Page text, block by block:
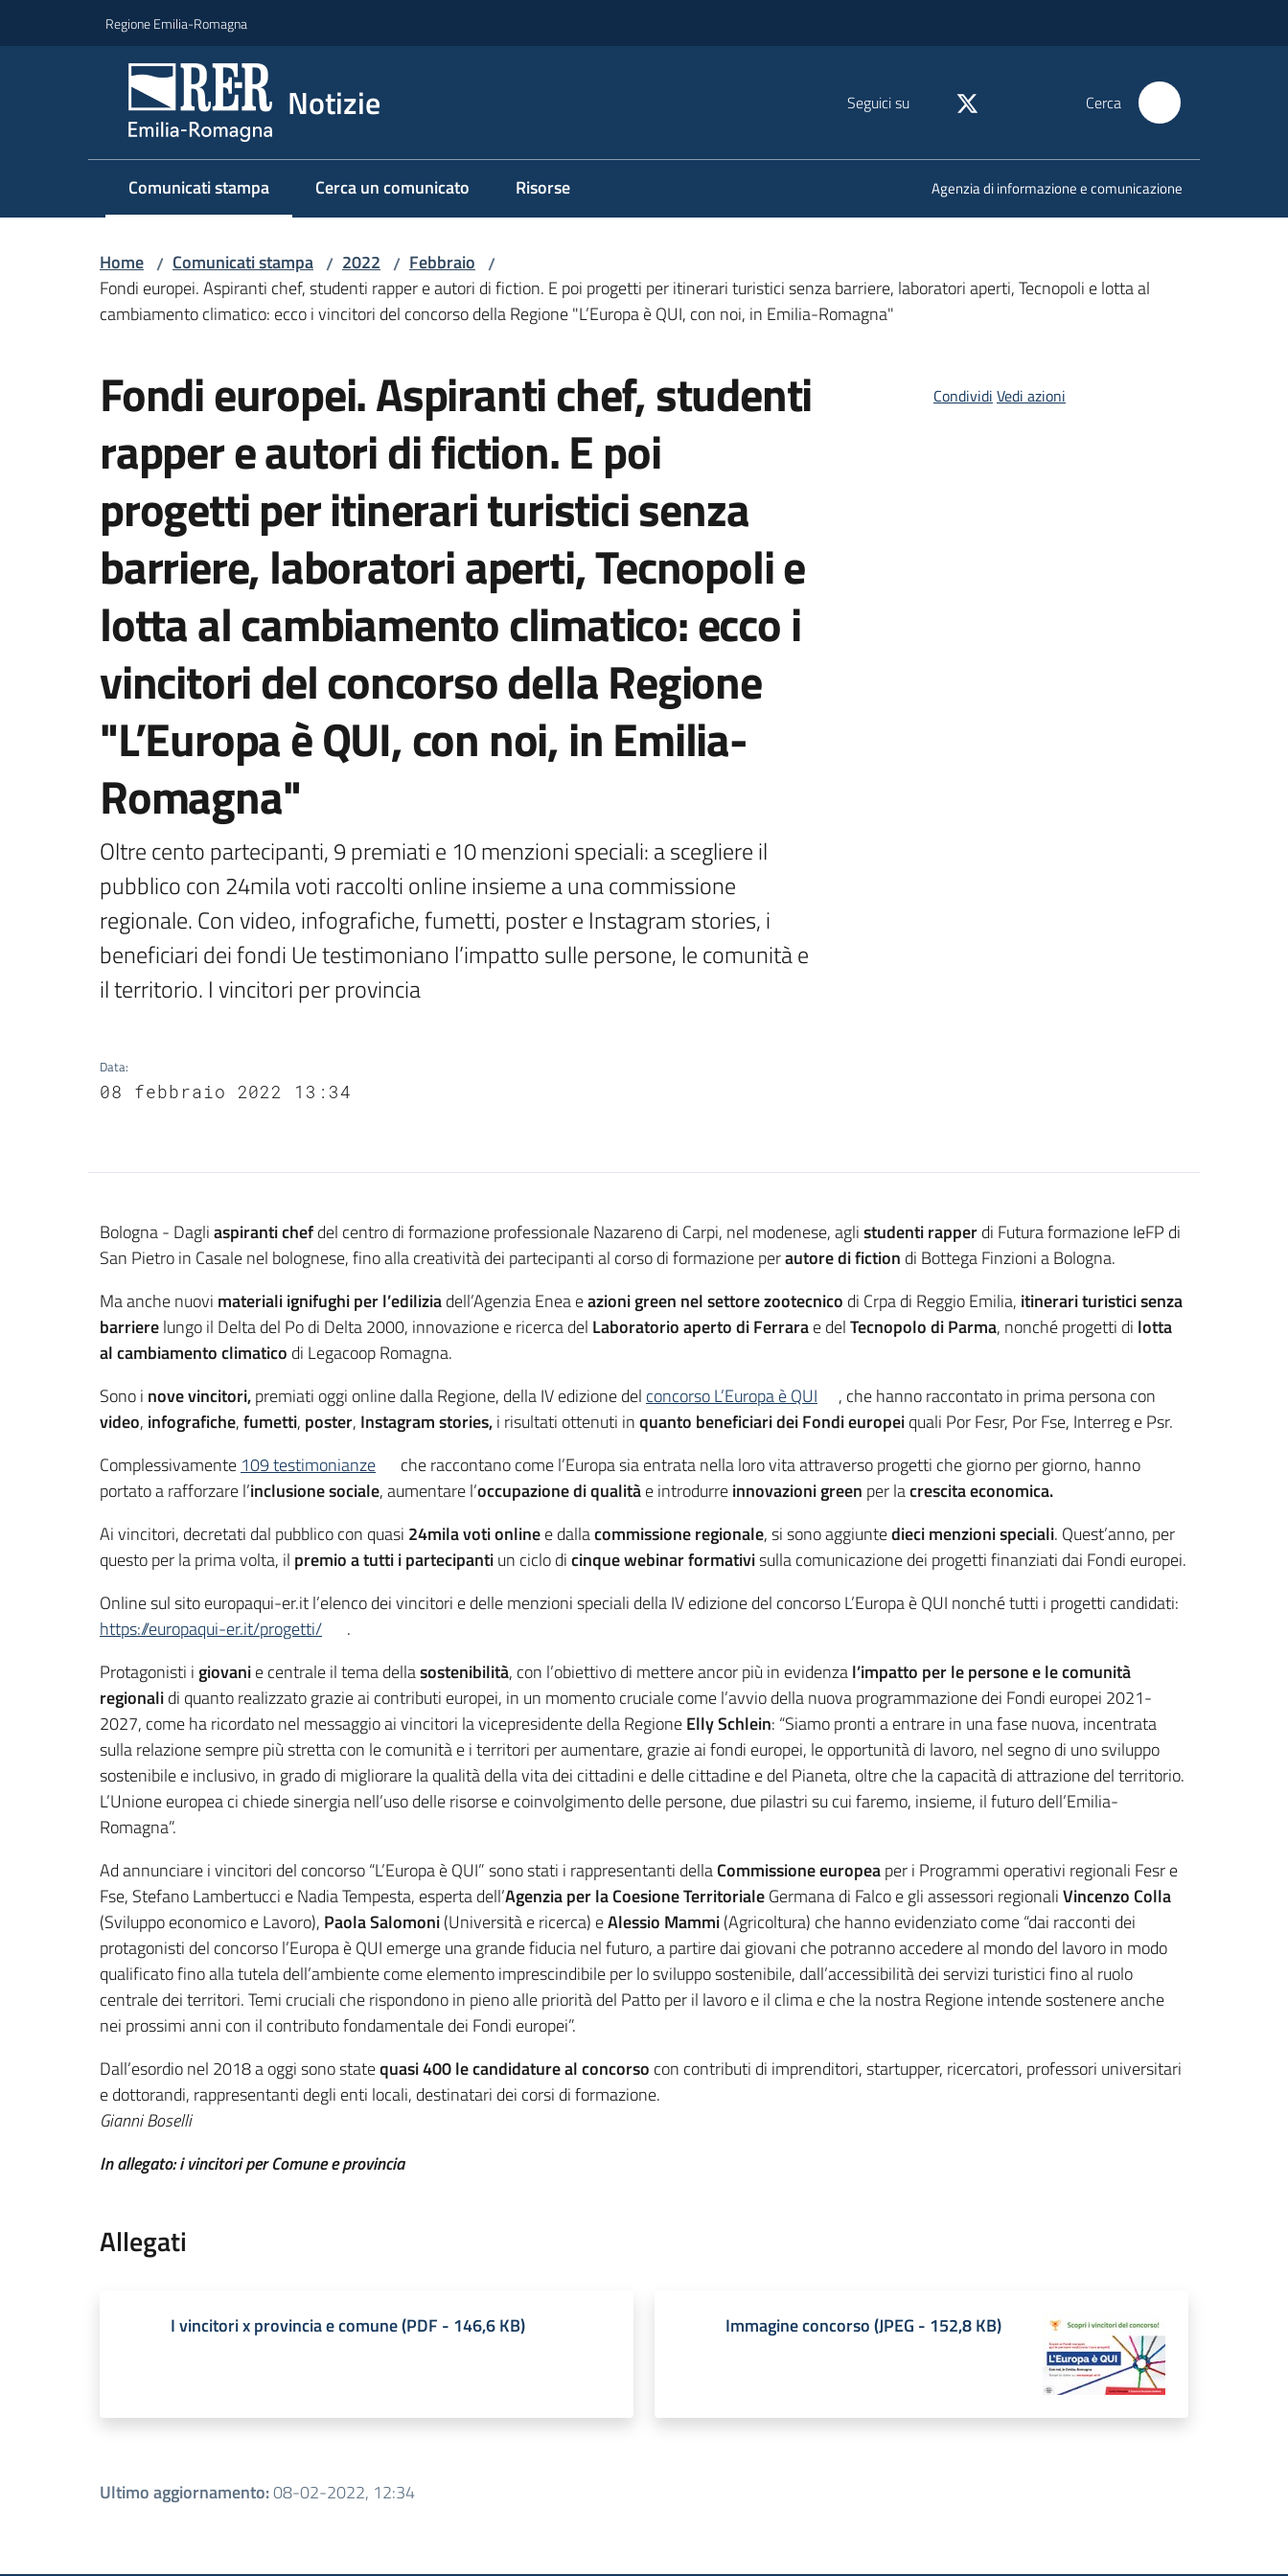
Regione Emilia-Romagna
Notizie Seguici su Cerca
Comunicati stampa
Menu selezionato Cerca un comunicato Risorse Agenzia di informazione e comunicazione
Home / Comunicati stampa / 2022 / Febbraio /
Fondi europei. Aspiranti chef, studenti rapper e autori di fiction. E poi progetti per itinerari turistici senza barriere, laboratori aperti, Tecnopoli e lotta al
cambiamento climatico: ecco i vincitori del concorso della Regione "L’Europa è QUI, con noi, in Emilia-Romagna"
Fondi europei. Aspiranti chef, studenti
rapper e autori di fiction. E poi
progetti per itinerari turistici senza
barriere, laboratori aperti, Tecnopoli e
lotta al cambiamento climatico: ecco i
vincitori del concorso della Regione
"L’Europa è QUI, con noi, in Emilia-
Romagna"
Oltre cento partecipanti, 9 premiati e 10 menzioni speciali: a scegliere il
pubblico con 24mila voti raccolti online insieme a una commissione
regionale. Con video, infografiche, fumetti, poster e Instagram stories, i
beneficiari dei fondi Ue testimoniano l’impatto sulle persone, le comunità e
il territorio. I vincitori per provincia
Data:
08 febbraio 2022 13:34
Condividi Vedi azioni
Contenuto
Bologna - Dagliaspiranti chefdel centro di formazione professionale Nazareno di Carpi, nel modenese, aglistudenti rapperdi Futura formazione IeFP di
San Pietro in Casale nel bolognese, fino alla creatività dei partecipanti al corso di formazione perautore di fiction di Bottega Finzioni a Bologna.
Ma anche nuovi materiali ignifughi per l’ediliziadell’Agenzia Enea eazioni green nel settore zootecnico di Crpa di Reggio Emilia, itinerari turistici senza
barrierelungo il Delta del Po di Delta 2000, innovazione e ricerca del Laboratorio aperto di Ferrarae delTecnopolo di Parma, nonché progetti di lotta
al cambiamento climatico di Legacoop Romagna.
Sono i nove vincitori,premiati oggi online dalla Regione, della IV edizione del concorso L’Europa è QUI
, che hanno raccontato in prima persona con
video, infografiche,fumetti, poster, Instagram stories,i risultati ottenuti inquanto beneficiari dei Fondi europeiquali Por Fesr, Por Fse, Interreg e Psr.
Complessivamente 109 testimonianze
che raccontano come l’Europa sia entrata nella loro vita attraverso progetti che giorno per giorno, hanno
portato a rafforzare l’inclusione sociale, aumentare l’occupazione di qualitàe introdurreinnovazioni green per lacrescita economica.
Ai vincitori, decretati dal pubblico con quasi 24mila voti onlinee dallacommissione regionale, si sono aggiuntedieci menzioni speciali. Quest’anno, per
questo per la prima volta, il premio a tutti i partecipantiun ciclo dicinque webinar formativisulla comunicazione dei progetti finanziati dai Fondi europei.
Online sul sito europaqui-er.it l’elenco dei vincitori e delle menzioni speciali della IV edizione del concorso L’Europa è QUI nonché tutti i progetti candidati:
https://europaqui-er.it/progetti/
.
Protagonisti i giovanie centrale il tema dellasostenibilità, con l’obiettivo di mettere ancor più in evidenzal’impatto per le persone e le comunità
regionalidi quanto realizzato grazie ai contributi europei, in un momento cruciale come l’avvio della nuova programmazione dei Fondi europei 2021-
2027, come ha ricordato nel messaggio ai vincitori la vicepresidente della RegioneElly Schlein: “Siamo pronti a entrare in una fase nuova, incentrata
sulla relazione sempre più stretta con le comunità e i territori per aumentare, grazie ai fondi europei, le opportunità di lavoro, nel segno di uno sviluppo
sostenibile e inclusivo, in grado di migliorare la qualità della vita dei cittadini e delle cittadine e del Pianeta, oltre che la capacità di attrazione del territorio.
L’Unione europea ci chiede sinergia nell’uso delle risorse e coinvolgimento delle persone, due pilastri su cui faremo, insieme, il futuro dell’Emilia-
Romagna”.
Ad annunciare i vincitori del concorso “L’Europa è QUI” sono stati i rappresentanti dellaCommissione europeaper i Programmi operativi regionali Fesr e
Fse, Stefano Lambertucci e Nadia Tempesta, esperta dell’Agenzia per la Coesione TerritorialeGermana di Falco e gli assessori regionaliVincenzo Colla
(Sviluppo economico e Lavoro), Paola Salomoni(Università e ricerca) eAlessio Mammi(Agricoltura) che hanno evidenziato come “dai racconti dei
protagonisti del concorso l’Europa è QUI emerge una grande fiducia nel futuro, a partire dai giovani che potranno accedere al mondo del lavoro in modo
qualificato fino alla tutela dell’ambiente come elemento imprescindibile per lo sviluppo sostenibile, dall’accessibilità dei servizi turistici fino al ruolo
centrale dei territori. Temi cruciali che rispondono in pieno alle priorità del Patto per il lavoro e il clima e che la nostra Regione intende sostenere anche
nei prossimi anni con il contributo fondamentale dei Fondi europei”.
Dall’esordio nel 2018 a oggi sono statequasi 400 le candidature al concorso con contributi di imprenditori, startupper, ricercatori, professori universitari
e dottorandi, rappresentanti degli enti locali, destinatari dei corsi di formazione.
Gianni Boselli
In allegato: i vincitori per Comune e provincia
Allegati
I vincitori x provincia e comune(PDF - 146,6 KB) Immagine concorso(JPEG - 152,8 KB)
Ultimo aggiornamento:08-02-2022, 12:34